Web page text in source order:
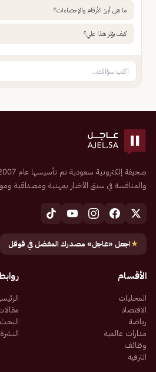
ما هي أبرز الأرقام والإحصاءات؟
كيف يؤثر هذا علي؟
والمنافسة في سبق الأخبار بمهنية ومصداقية
★اجعل «عاجل» مصدرك المفضل في قوقل
الأقسام
المحليات
الاقتصاد
رياضة
مدارات عالمية
وظائف
الترفيه
البحث